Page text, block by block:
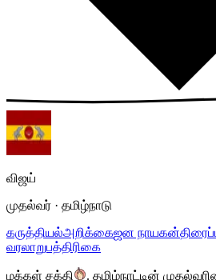
விஜய்
முதல்வர் · தமிழ்நாடு
கருத்தியல்அறிக்கைஜன நாயகன்
வரலாறுபத்திரிகை
மக்கள் சக்தி . தமிழ்நாட்டின்